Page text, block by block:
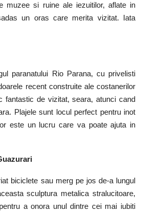
muzee si ruine ale iezuitilor, aflate in
un oras care merita vizitat. Iata
paranatului Rio Parana, cu privelisti
recent construite ale costanerilor
fantastic de vizitat, seara, atunci cand
Plajele sunt locul perfect pentru inot
este un lucru care va poate ajuta in
biciclete sau merg pe jos de-a lungul
sculptura metalica stralucitoare,
a onora unul dintre cei mai iubiti